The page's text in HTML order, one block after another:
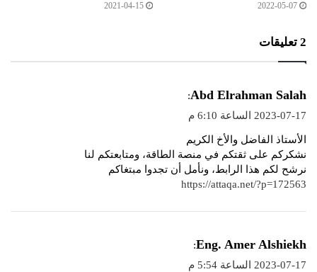
2022-05-07
2021-04-15
‫2 تعليقات
ي
ق
ل
Abd Elrahman Salah
:
2023-07-17 الساعة 6:10 م
الأستاذ الفاضل والأخ الكريم
نشكركم على ثقتكم في منصة الطاقة، ومتابعتكم لنا
نرشح لكم هذا الرابط، ونأمل أن تجدوا مبتغاكم
https://attaqa.net/?p=172563
ي
ق
Eng. Amer Alshiekh
:
2023-07-17 الساعة 5:54 م